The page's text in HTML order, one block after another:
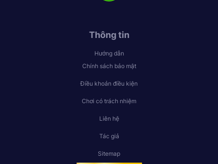
Thông tin
Hướng dẫn
Chính sách bảo mật
Điều khoản điều kiện
Chơi có trách nhiệm
Liên hệ
Tác giả
Sitemap